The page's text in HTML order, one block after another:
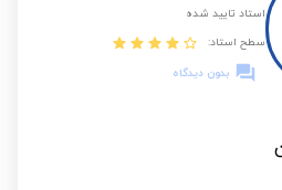
استاد تایید شده
سطح استاد:
بدون دیدگاه